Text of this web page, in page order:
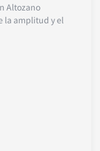
Altozano
la amplitud y el